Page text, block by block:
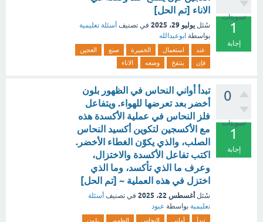
تصويتات
1
إجابة
الاناء [تم الحل]
سُئل يوليو 29، 2025 في تصنيف أسئلة تعليمية
بواسطة ابوعبدالله
عند استعمال الخميرة صنع
العجين
فإن
ينتفخ وضعه الاناء
0
تصويتات
1
إجابة
تبدأ أواني النحاس في الظهور بلون
أخضر بعد تعرضها للهواء. ويتفاعل
فلز النحاس في عملية الأكسدة هذه
مع الأكسجين لتكوين أكسيد النحاس
الصلب، والذي يكوّن الغطاء الأخضر.
اكتب تفاعل الأكسدة والاختزال،
وعرف ما الذي تأكسد، وما الذي
اختزل في هذه العملية ~ [تم الحل]
سُئل أغسطس 22، 2025 في تصنيف أسئلة
تعليمية بواسطة عبود
تبدأ أواني النحاس الظهور
بلون